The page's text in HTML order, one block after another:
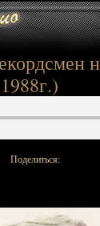
Поделиться: